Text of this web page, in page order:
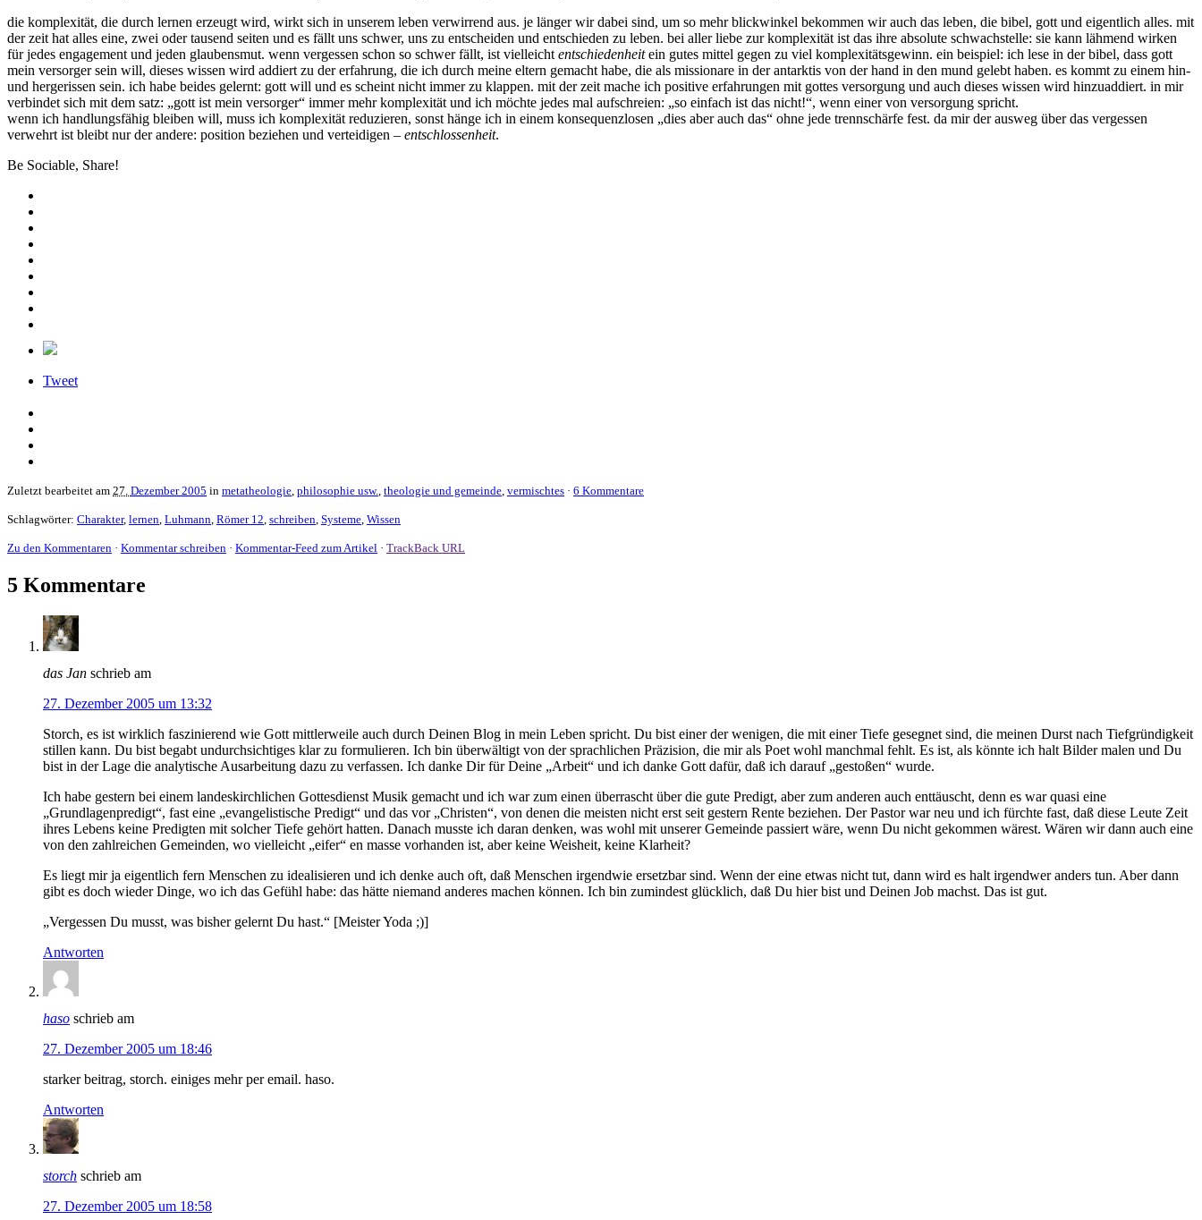
die komplexität, die durch lernen erzeugt wird, wirkt sich in unserem leben verwirrend aus. je länger wir dabei sind, um so mehr blickwinkel bekommen wir auch das leben, die bibel, gott und eigentlich alles. mit
der zeit hat alles eine, zwei oder tausend seiten und es fällt uns schwer, uns zu entscheiden und entschieden zu leben. bei aller liebe zur komplexität ist das ihre absolute schwachstelle: sie kann lähmend wirken
für jedes engagement und jeden glaubensmut. wenn vergessen schon so schwer fällt, ist vielleicht entschiedenheitein gutes mittel gegen zu viel komplexitätsgewinn. ein beispiel: ich lese in der bibel, dass gott
mein versorger sein will, dieses wissen wird addiert zu der erfahrung, die ich durch meine eltern gemacht habe, die als missionare in der antarktis von der hand in den mund gelebt haben. es kommt zu einem hin-
und hergerissen sein. ich habe beides gelernt: gott will und es scheint nicht immer zu klappen. mit der zeit mache ich positive erfahrungen mit gottes versorgung und auch dieses wissen wird hinzuaddiert. in mir
verbindet sich mit dem satz: „gott ist mein versorger“ immer mehr komplexität und ich möchte jedes mal aufschreien: „so einfach ist das nicht!“, wenn einer von versorgung spricht.
wenn ich handlungsfähig bleiben will, muss ich komplexität reduzieren, sonst hänge ich in einem konsequenzlosen „dies aber auch das“ ohne jede trennschärfe fest. da mir der ausweg über das vergessen
verwehrt ist bleibt nur der andere: position beziehen und verteidigen – entschlossenheit.
Be Sociable, Share!
Tweet
Zuletzt bearbeitet am 27. Dezember 2005 in metatheologie philosophie usw. theologie und gemeinde vermischtes · 6 Kommentare
Schlagwörter: Charakter, lernen Luhmann Römer 12 schreiben Systeme Wissen
Zu den Kommentaren · Kommentar schreiben · Kommentar-Feed zum Artikel · TrackBack URL
5 Kommentare
das Jan schrieb am
27. Dezember 2005 um 13:32
Storch, es ist wirklich faszinierend wie Gott mittlerweile auch durch Deinen Blog in mein Leben spricht. Du bist einer der wenigen, die mit einer Tiefe gesegnet sind, die meinen Durst nach Tiefgründigkeit
stillen kann. Du bist begabt undurchsichtiges klar zu formulieren. Ich bin überwältigt von der sprachlichen Präzision, die mir als Poet wohl manchmal fehlt. Es ist, als könnte ich halt Bilder malen und Du
bist in der Lage die analytische Ausarbeitung dazu zu verfassen. Ich danke Dir für Deine „Arbeit“ und ich danke Gott dafür, daß ich darauf „gestoßen“ wurde.
Ich habe gestern bei einem landeskirchlichen Gottesdienst Musik gemacht und ich war zum einen überrascht über die gute Predigt, aber zum anderen auch enttäuscht, denn es war quasi eine
„Grundlagenpredigt“, fast eine „evangelistische Predigt“ und das vor „Christen“, von denen die meisten nicht erst seit gestern Rente beziehen. Der Pastor war neu und ich fürchte fast, daß diese Leute Zeit
ihres Lebens keine Predigten mit solcher Tiefe gehört hatten. Danach musste ich daran denken, was wohl mit unserer Gemeinde passiert wäre, wenn Du nicht gekommen wärest. Wären wir dann auch eine
von den zahlreichen Gemeinden, wo vielleicht „eifer“ en masse vorhanden ist, aber keine Weisheit, keine Klarheit?
Es liegt mir ja eigentlich fern Menschen zu idealisieren und ich denke auch oft, daß Menschen irgendwie ersetzbar sind. Wenn der eine etwas nicht tut, dann wird es halt irgendwer anders tun. Aber dann
gibt es doch wieder Dinge, wo ich das Gefühl habe: das hätte niemand anderes machen können. Ich bin zumindest glücklich, daß Du hier bist und Deinen Job machst. Das ist gut.
„Vergessen Du musst, was bisher gelernt Du hast.“ [Meister Yoda ;)]
Antworten
haso schrieb am
27. Dezember 2005 um 18:46
starker beitrag, storch. einiges mehr per email. haso.
Antworten
storch schrieb am
27. Dezember 2005 um 18:58